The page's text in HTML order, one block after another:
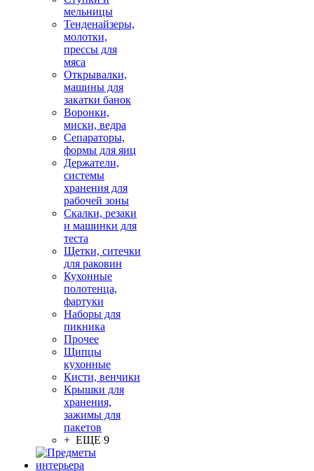
мельницы
Тенденайзеры,
молотки,
прессы для
мяса
Открывалки,
машины для
закатки банок
Воронки,
миски, ведра
Сепараторы,
формы для яиц
Держатели,
системы
хранения для
рабочей зоны
Скалки, резаки
и машинки для
теста
Щетки, ситечки
для раковин
Кухонные
полотенца,
фартуки
Наборы для
пикника
Прочее
Щипцы
кухонные
Кисти, венчики
Крышки для
хранения,
зажимы для
пакетов
+ ЕЩЕ 9